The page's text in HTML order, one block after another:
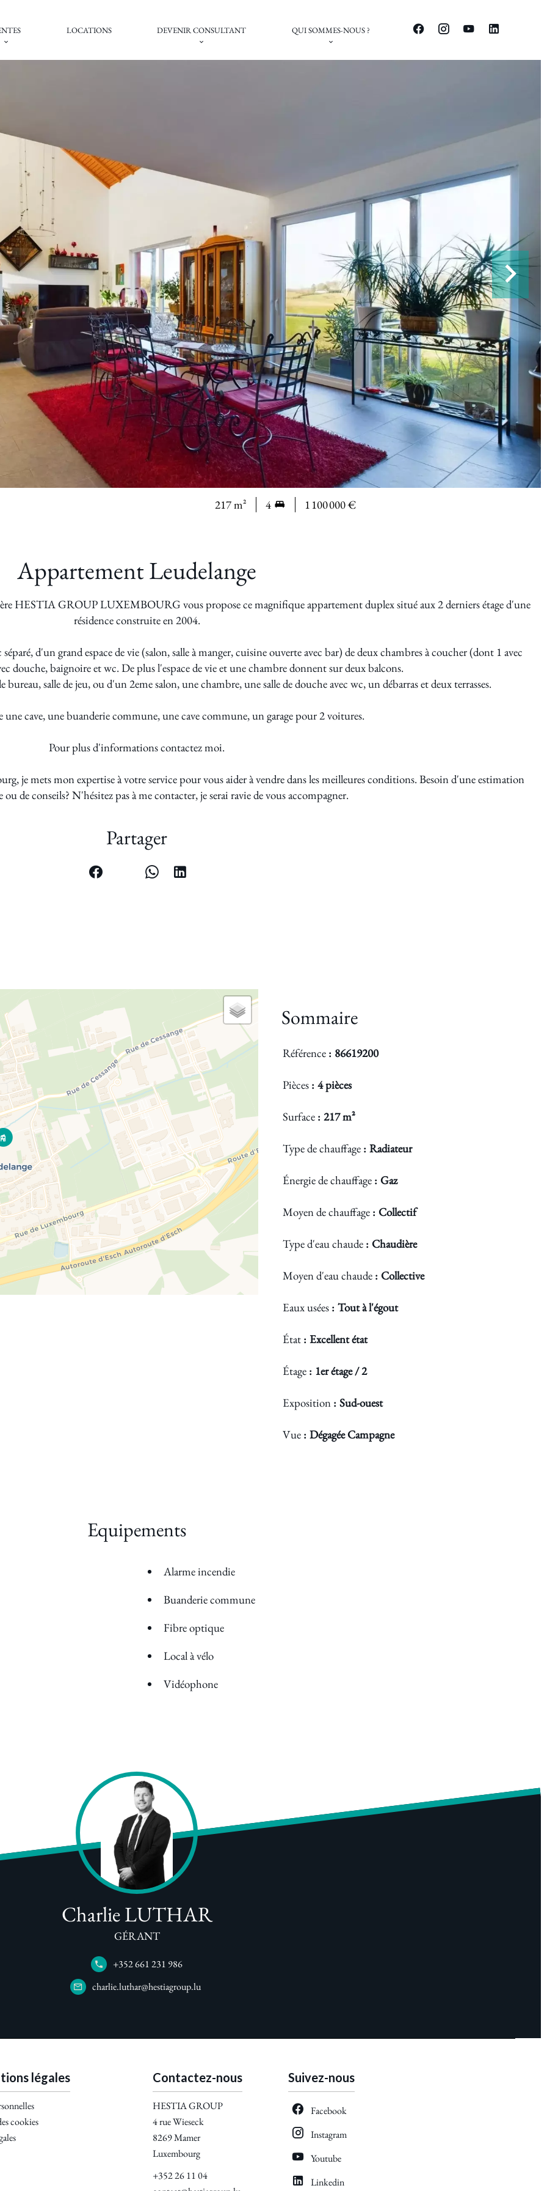
LOCATIONS DEVENIR CONSULTANT QUI SOMMES-NOUS ?
217 m² 4 1 100 000 €
Appartement Leudelange
HESTIA GROUP LUXEMBOURG vous propose ce magnifique appartement duplex situé aux 2 derniers étage d'une
résidence construite en 2004.
d'un grand espace de vie (salon, salle à manger, cuisine ouverte avec bar) de deux chambres à coucher (dont 1 avec
douche, baignoire et wc. De plus l'espace de vie et une chambre donnent sur deux balcons.
salle de jeu, ou d'un 2eme salon, une chambre, une salle de douche avec wc, un débarras et deux terrasses.
cave, une buanderie commune, une cave commune, un garage pour 2 voitures.
Pour plus d'informations contactez moi.
je mets mon expertise à votre service pour vous aider à vendre dans les meilleures conditions. Besoin d'une estimation
ou de conseils? N'hésitez pas à me contacter, je serai ravie de vous accompagner.
Partager
Sommaire
Référence 86619200
Pièces 4 pièces
Surface 217 m²
Type de chauffage Radiateur
Énergie de chauffage Gaz
Moyen de chauffage Collectif
Type d'eau chaude Chaudière
Moyen d'eau chaude Collective
Eaux usées Tout à l'égout
État Excellent état
Étage 1er étage / 2
Exposition Sud-ouest
Vue Dégagée Campagne
Equipements
Alarme incendie
Buanderie commune
Fibre optique
Local à vélo
Vidéophone
Charlie LUTHAR
GÉRANT
+352 661 231 986
charlie.luthar@hestiagroup.lu
légales
cookies
Contactez-nous
HESTIA GROUP
4 rue Wieseck
8269Mamer
Luxembourg
+352 26 11 04
Suivez-nous
Facebook
Instagram
Youtube
Linkedin